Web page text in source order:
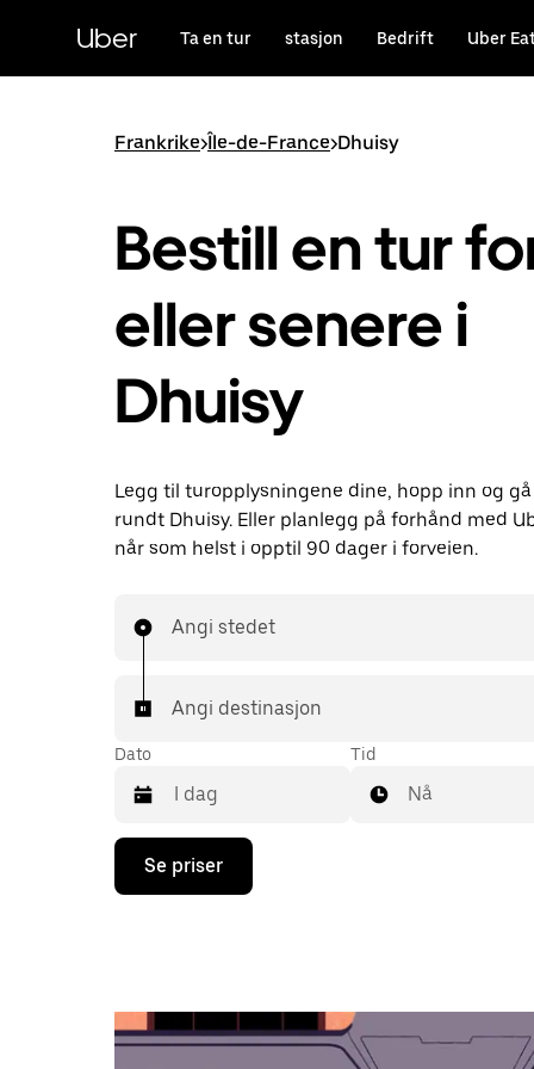
hovedinnholdet
Uber Ta en tur stasjon Bedrift Uber
Frankrike>Île-de-France>Dhuisy
Bestill en tur
eller senere i
Dhuisy
Legg til turopplysningene dine, hopp inn og
rundt Dhuisy. Eller planlegg på forhånd med
når som helst i opptil 90 dager i forveien.
Angi stedet
Angi destinasjon
Dato
Trykk
piltast
og
velge
Tid
Nå
Se priser